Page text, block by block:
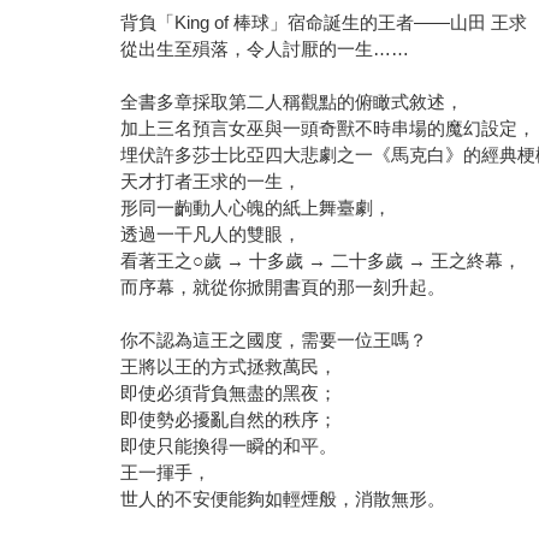
背負「King of 棒球」宿命誕生的王者——山田 王求
從出生至殞落，令人討厭的一生……
全書多章採取第二人稱觀點的俯瞰式敘述，
加上三名預言女巫與一頭奇獸不時串場的魔幻設定，
埋伏許多莎士比亞四大悲劇之一《馬克白》的經典
天才打者王求的一生，
形同一齣動人心魄的紙上舞臺劇，
透過一干凡人的雙眼，
看著王之○歲 → 十多歲 → 二十多歲 → 王之終幕，
而序幕，就從你掀開書頁的那一刻升起。
你不認為這王之國度，需要一位王嗎？
王將以王的方式拯救萬民，
即使必須背負無盡的黑夜；
即使勢必擾亂自然的秩序；
即使只能換得一瞬的和平。
王一揮手，
世人的不安便能夠如輕煙般，消散無形。